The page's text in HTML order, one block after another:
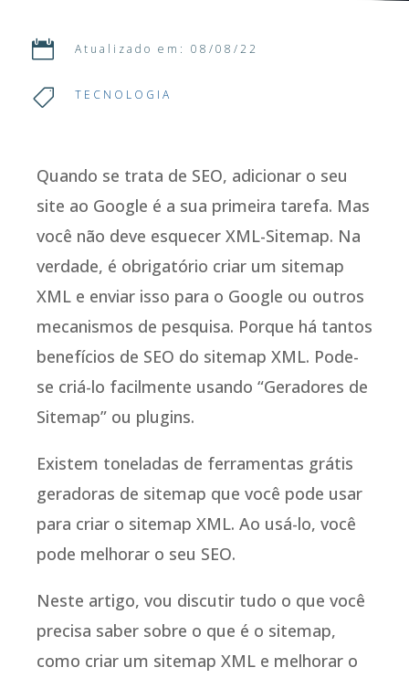
 Atualizado em: 08/08/22
 TECNOLOGIA
Quando se trata de SEO, adicionar o seu
site ao Google é a sua primeira tarefa. Mas
você não deve esquecer XML-Sitemap. Na
verdade, é obrigatório criar um sitemap
XML e enviar isso para o Google ou outros
mecanismos de pesquisa. Porque há tantos
benefícios de SEO do sitemap XML. Pode-
se criá-lo facilmente usando “Geradores de
Sitemap” ou plugins.
Existem toneladas de ferramentas grátis
geradoras de sitemap que você pode usar
para criar o sitemap XML. Ao usá-lo, você
pode melhorar o seu SEO.
Neste artigo, vou discutir tudo o que você
precisa saber sobre o que é o sitemap,
como criar um sitemap XML e melhorar o